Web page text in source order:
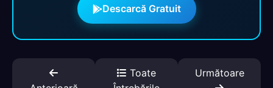
Descarcă Gratuit
Toate
Următoare